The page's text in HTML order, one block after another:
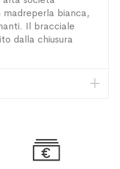
bianca,
Il bracciale
dalla chiusura
